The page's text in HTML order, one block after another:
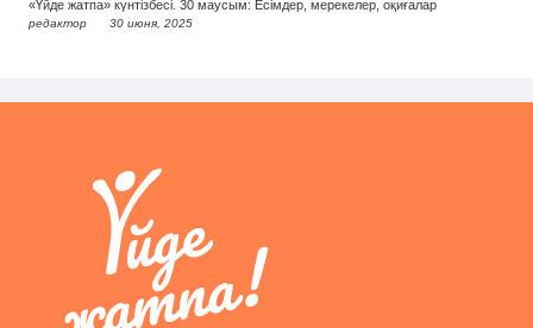
«Үйде жатпа» күнтізбесі. 30 маусым: Есімдер, мерекелер, оқиғалар
редактор 30 июня, 2025